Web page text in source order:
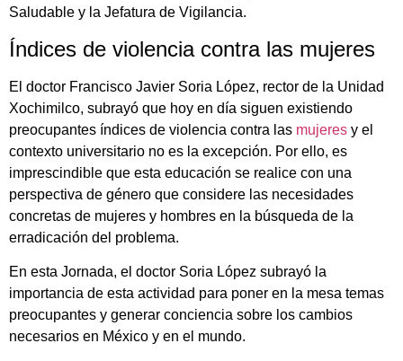
Saludable y la Jefatura de Vigilancia.
Índices de violencia contra las mujeres
El doctor Francisco Javier Soria López, rector de la Unidad
Xochimilco, subrayó que hoy en día siguen existiendo
preocupantes índices de violencia contra las mujeres y el
contexto universitario no es la excepción. Por ello, es
imprescindible que esta educación se realice con una
perspectiva de género que considere las necesidades
concretas de mujeres y hombres en la búsqueda de la
erradicación del problema.
En esta Jornada, el doctor Soria López subrayó la
importancia de esta actividad para poner en la mesa temas
preocupantes y generar conciencia sobre los cambios
necesarios en México y en el mundo.